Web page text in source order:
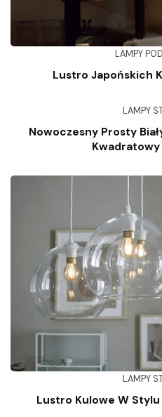
LAMPY
Lustro Japońskich
LAMPY
Nowoczesny Prosty
Kwadratowy
LAMPY
Lustro Kulowe W